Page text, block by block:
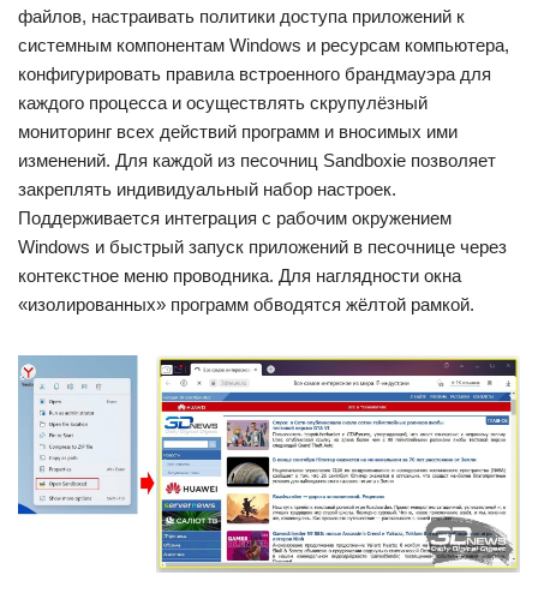
файлов, настраивать политики доступа приложений к
системным компонентам Windows и ресурсам компьютера,
конфигурировать правила встроенного брандмауэра для
каждого процесса и осуществлять скрупулёзный
мониторинг всех действий программ и вносимых ими
изменений. Для каждой из песочниц Sandboxie позволяет
закреплять индивидуальный набор настроек.
Поддерживается интеграция с рабочим окружением
Windows и быстрый запуск приложений в песочнице через
контекстное меню проводника. Для наглядности окна
«изолированных» программ обводятся жёлтой рамкой.